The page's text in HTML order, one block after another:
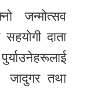
जन्मोत्सव
दाता
जादुगर तथा